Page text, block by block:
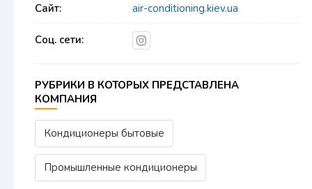
Сайт: air-conditioning.kiev.ua
Соц. сети:
РУБРИКИ В КОТОРЫХ ПРЕДСТАВЛЕНА
КОМПАНИЯ
Кондиционеры бытовые
Промышленные кондиционеры